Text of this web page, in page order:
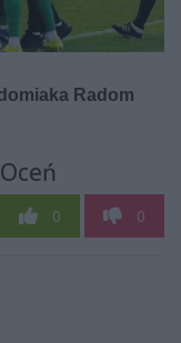
Oceń
0 0